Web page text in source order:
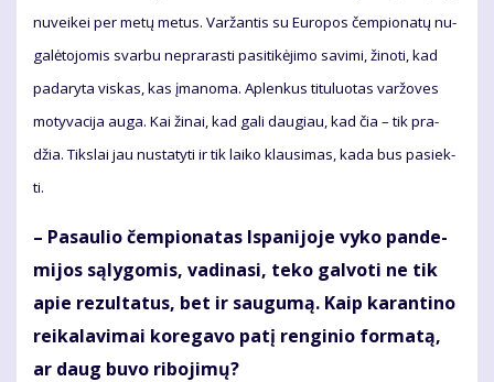
nu­vei­kei per me­tų me­tus. Var­žan­tis su Eu­ro­pos čem­pio­na­tų nu­
ga­lė­to­jo­mis svar­bu ne­pra­ras­ti pa­si­ti­kė­ji­mo sa­vi­mi, ži­no­ti, kad
pa­da­ry­ta vis­kas, kas įma­no­ma. Ap­len­kus ti­tu­luo­tas var­žo­ves
mo­ty­va­ci­ja au­ga. Kai ži­nai, kad ga­li dau­giau, kad čia – tik pra­
džia. Tiks­lai jau nu­sta­ty­ti ir tik lai­ko klau­si­mas, ka­da bus pa­siek­
ti.
– Pa­sau­lio čem­pio­na­tas Is­pa­ni­jo­je vy­ko pan­de­
mi­jos są­ly­go­mis, va­di­na­si, te­ko gal­vo­ti ne tik
apie re­zul­ta­tus, bet ir sau­gu­mą. Kaip ka­ran­ti­no
rei­ka­la­vi­mai ko­re­ga­vo pa­tį ren­gi­nio for­ma­tą,
ar daug bu­vo ri­bo­ji­mų?